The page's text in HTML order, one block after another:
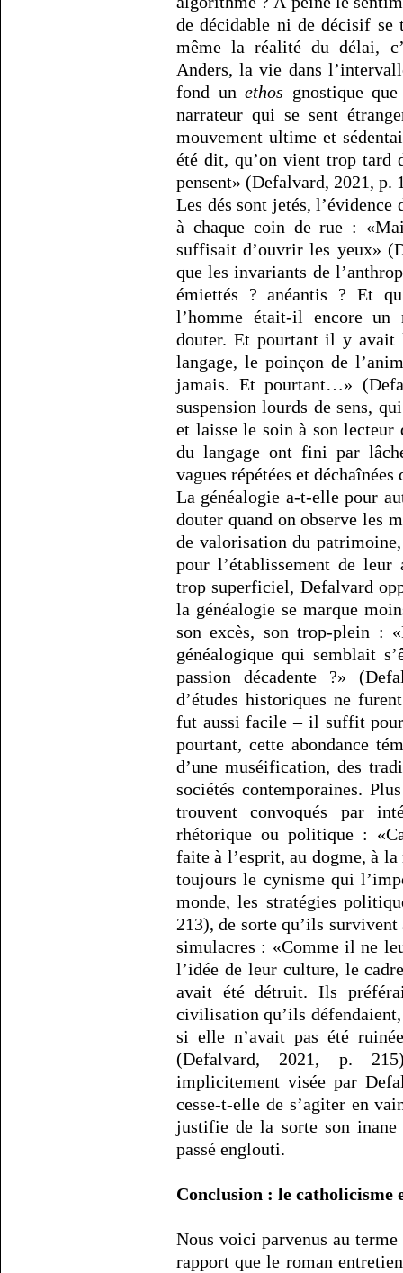
de décidable ni de décisif
même la réalité du délai,
Anders, la vie dans
fond unethos gnostique
narrateur qui se sent
mouvement ultime et
été dit, qu’on vient trop tard
pensent» (Defalvard, 2021, p.
Les dés sont jetés,
à chaque coin de rue :
suffisait d’ouvrir les yeux»
que les invariants de
émiettés ? anéantis ? Et
l’homme était-il encore
douter. Et pourtant il y avait
langage, le poinçon de
jamais. Et pourtant…»
suspension lourds de sens,
et laisse le soin à son
du langage ont fini par
vagues répétées et
La généalogie a-t-elle pour
douter quand on observe les
de valorisation du
pour l’établissement de
trop superficiel, Defalvard
la généalogie se marque
son excès, son trop-plein :
généalogique qui semblait
passion décadente ?»
d’études historiques ne
fut aussi facile – il suffit
pourtant, cette abondance
d’une muséification, des
sociétés contemporaines.
trouvent convoqués par
rhétorique ou politique :
faite à l’esprit, au dogme, à
toujours le cynisme qui
monde, les stratégies
213), de sorte qu’ils survivent
simulacres : «Comme il ne
l’idée de leur culture, le
avait été détruit. Ils
civilisation qu’ils
si elle n’avait pas été
(Defalvard, 2021, p.
implicitement visée par
cesse-t-elle de s’agiter en
justifie de la sorte son inane
passé englouti.
Conclusion : le catholicisme
Nous voici parvenus au
rapport que le roman